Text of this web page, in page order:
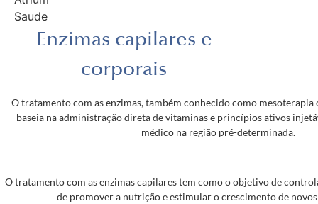
Enzimas capilares e
corporais
O tratamento com as enzimas, também conhecido como
baseia na administração direta de vitaminas e princípios ativos
médico na região pré-determinada.
O tratamento com as enzimas capilares tem como o objetivo de
de promover a nutrição e estimular o crescimento de